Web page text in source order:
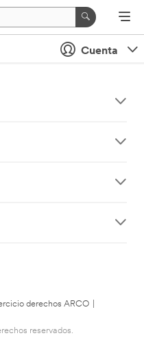
Cuenta
derechos ARCO
reservados.